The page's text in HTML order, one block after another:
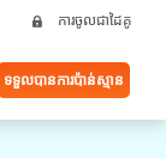
ការចូលជាដៃគូ
ទទួលបានការប៉ាន់ស្មាន